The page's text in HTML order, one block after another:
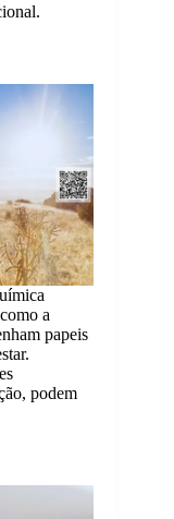
a
papeis
podem